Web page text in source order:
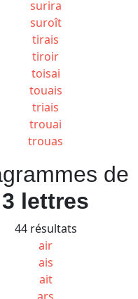
surira
suroît
tirais
tiroir
toisai
touais
triais
trouai
trouas
de
3 lettres
44 résultats
air
ais
ait